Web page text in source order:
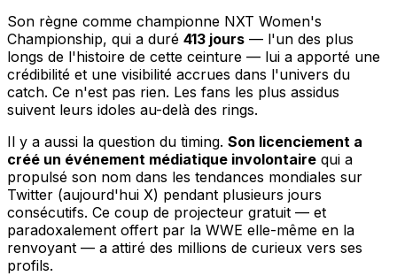
Son règne comme championne NXT Women's
Championship, qui a duré 413 jours — l'un des plus
longs de l'histoire de cette ceinture — lui a apporté une
crédibilité et une visibilité accrues dans l'univers du
catch. Ce n'est pas rien. Les fans les plus assidus
suivent leurs idoles au-delà des rings.
Il y a aussi la question du timing. Son licenciement a
créé un événement médiatique involontaire qui a
propulsé son nom dans les tendances mondiales sur
Twitter (aujourd'hui X) pendant plusieurs jours
consécutifs. Ce coup de projecteur gratuit — et
paradoxalement offert par la WWE elle-même en la
renvoyant — a attiré des millions de curieux vers ses
profils.